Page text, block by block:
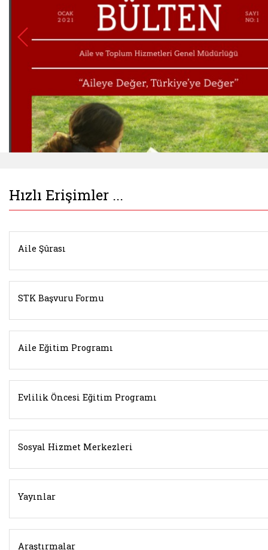
Hızlı Erişimler ...
Aile Şûrası
STK Başvuru Formu
Aile Eğitim Programı
Evlilik Öncesi Eğitim Programı
Sosyal Hizmet Merkezleri
Yayınlar
Araştırmalar